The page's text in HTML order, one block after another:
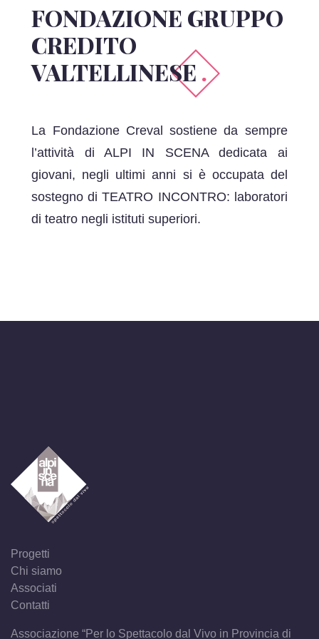
FONDAZIONE GRUPPO
CREDITO
VALTELLINESE .
La Fondazione Creval sostiene da sempre
l’attività di ALPI IN SCENA dedicata ai
giovani, negli ultimi anni si è occupata del
sostegno di TEATRO INCONTRO: laboratori
di teatro negli istituti superiori.
Progetti
Chi siamo
Associati
Contatti
Associazione “Per lo Spettacolo dal Vivo in Provincia di